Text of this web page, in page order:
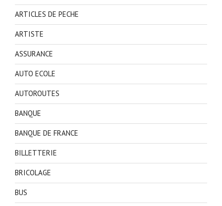
ARTICLES DE PECHE
ARTISTE
ASSURANCE
AUTO ECOLE
AUTOROUTES
BANQUE
BANQUE DE FRANCE
BILLETTERIE
BRICOLAGE
BUS